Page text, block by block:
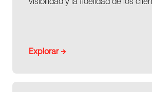
Explorar →